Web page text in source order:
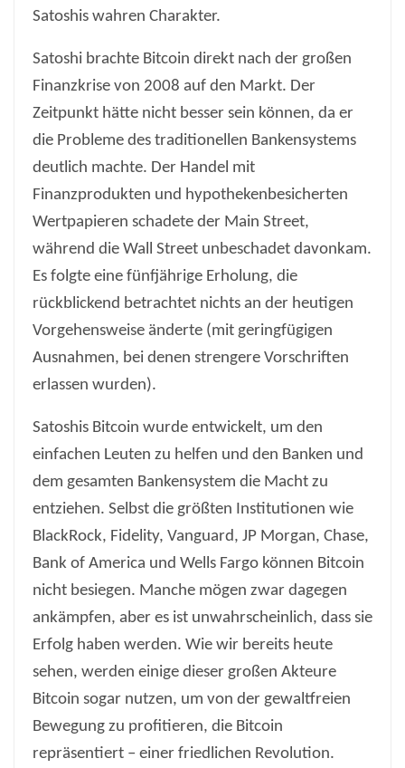
Satoshis wahren Charakter.
Satoshi brachte Bitcoin direkt nach der großen
Finanzkrise von 2008 auf den Markt. Der
Zeitpunkt hätte nicht besser sein können, da er
die Probleme des traditionellen Bankensystems
deutlich machte. Der Handel mit
Finanzprodukten und hypothekenbesicherten
Wertpapieren schadete der Main Street,
während die Wall Street unbeschadet davonkam.
Es folgte eine fünfjährige Erholung, die
rückblickend betrachtet nichts an der heutigen
Vorgehensweise änderte (mit geringfügigen
Ausnahmen, bei denen strengere Vorschriften
erlassen wurden).
Satoshis Bitcoin wurde entwickelt, um den
einfachen Leuten zu helfen und den Banken und
dem gesamten Bankensystem die Macht zu
entziehen. Selbst die größten Institutionen wie
BlackRock, Fidelity, Vanguard, JP Morgan, Chase,
Bank of America und Wells Fargo können Bitcoin
nicht besiegen. Manche mögen zwar dagegen
ankämpfen, aber es ist unwahrscheinlich, dass sie
Erfolg haben werden. Wie wir bereits heute
sehen, werden einige dieser großen Akteure
Bitcoin sogar nutzen, um von der gewaltfreien
Bewegung zu profitieren, die Bitcoin
repräsentiert – einer friedlichen Revolution.